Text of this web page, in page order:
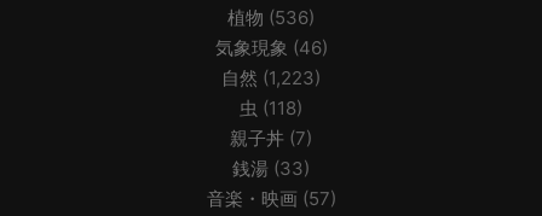
植物 (536)
気象現象 (46)
自然 (1,223)
虫 (118)
親子丼 (7)
銭湯 (33)
音楽・映画 (57)